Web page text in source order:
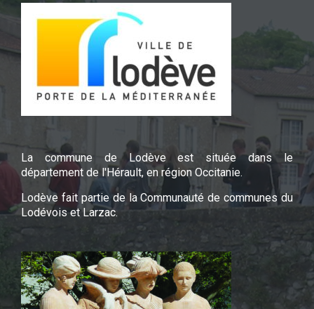
La commune de Lodève est située dans le
département de l'Hérault, en région Occitanie.
Lodève fait partie de la Communauté de communes du
Lodévois et Larzac.